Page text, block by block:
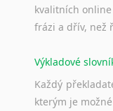
kvalitních
frázi a dřív, než
Výkladové
Každý
kterým je možné